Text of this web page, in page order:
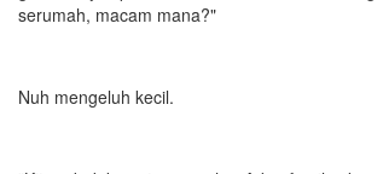
serumah, macam mana?"
Nuh mengeluh kecil.